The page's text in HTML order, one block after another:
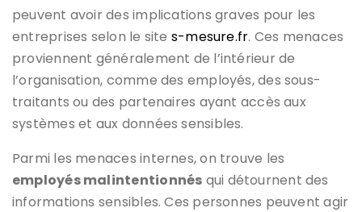
peuvent avoir des implications graves pour les
entreprises selon le site s-mesure.fr. Ces menaces
proviennent généralement de l’intérieur de
l’organisation, comme des employés, des sous-
traitants ou des partenaires ayant accès aux
systèmes et aux données sensibles.
Parmi les menaces internes, on trouve les
employés malintentionnés qui détournent des
informations sensibles. Ces personnes peuvent agir